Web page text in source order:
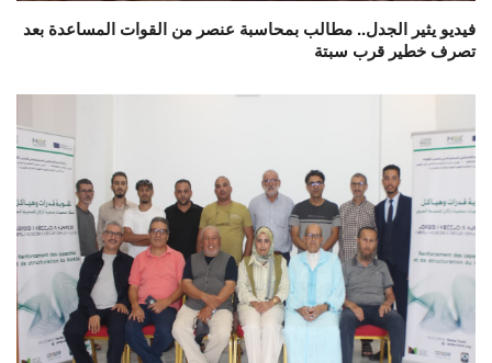
فيديو يثير الجدل.. مطالب بمحاسبة عنصر من القوات المساعدة بعد
تصرف خطير قرب سبتة